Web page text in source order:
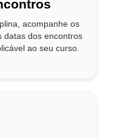
acompanhe os
datas dos encontros
ao seu curso.